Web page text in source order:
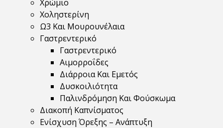
Χρώμιο
Χοληστερίνη
Ω3 Και Μουρουνέλαια
Γαστρεντερικό
Γαστρεντερικό
Αιμορροΐδες
Διάρροια Και Εμετός
Δυσκοιλιότητα
Παλινδρόμηση Και Φούσκωμα
Διακοπή Καπνίσματος
Ενίσχυση Όρεξης – Ανάπτυξη